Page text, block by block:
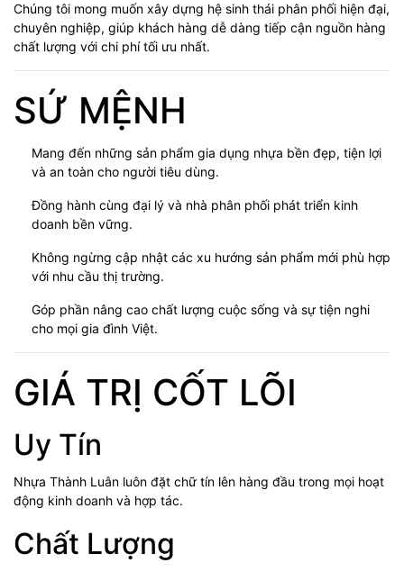
Chúng tôi mong muốn xây dựng hệ sinh thái phân phối hiện đại,
chuyên nghiệp, giúp khách hàng dễ dàng tiếp cận nguồn hàng
chất lượng với chi phí tối ưu nhất.
SỨ MỆNH
Mang đến những sản phẩm gia dụng nhựa bền đẹp, tiện lợi
và an toàn cho người tiêu dùng.
Đồng hành cùng đại lý và nhà phân phối phát triển kinh
doanh bền vững.
Không ngừng cập nhật các xu hướng sản phẩm mới phù hợp
với nhu cầu thị trường.
Góp phần nâng cao chất lượng cuộc sống và sự tiện nghi
cho mọi gia đình Việt.
GIÁ TRỊ CỐT LÕI
Uy Tín
Nhựa Thành Luân luôn đặt chữ tín lên hàng đầu trong mọi hoạt
động kinh doanh và hợp tác.
Chất Lượng